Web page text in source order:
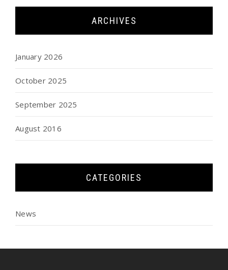
ARCHIVES
January 2026
October 2025
September 2025
August 2016
CATEGORIES
News